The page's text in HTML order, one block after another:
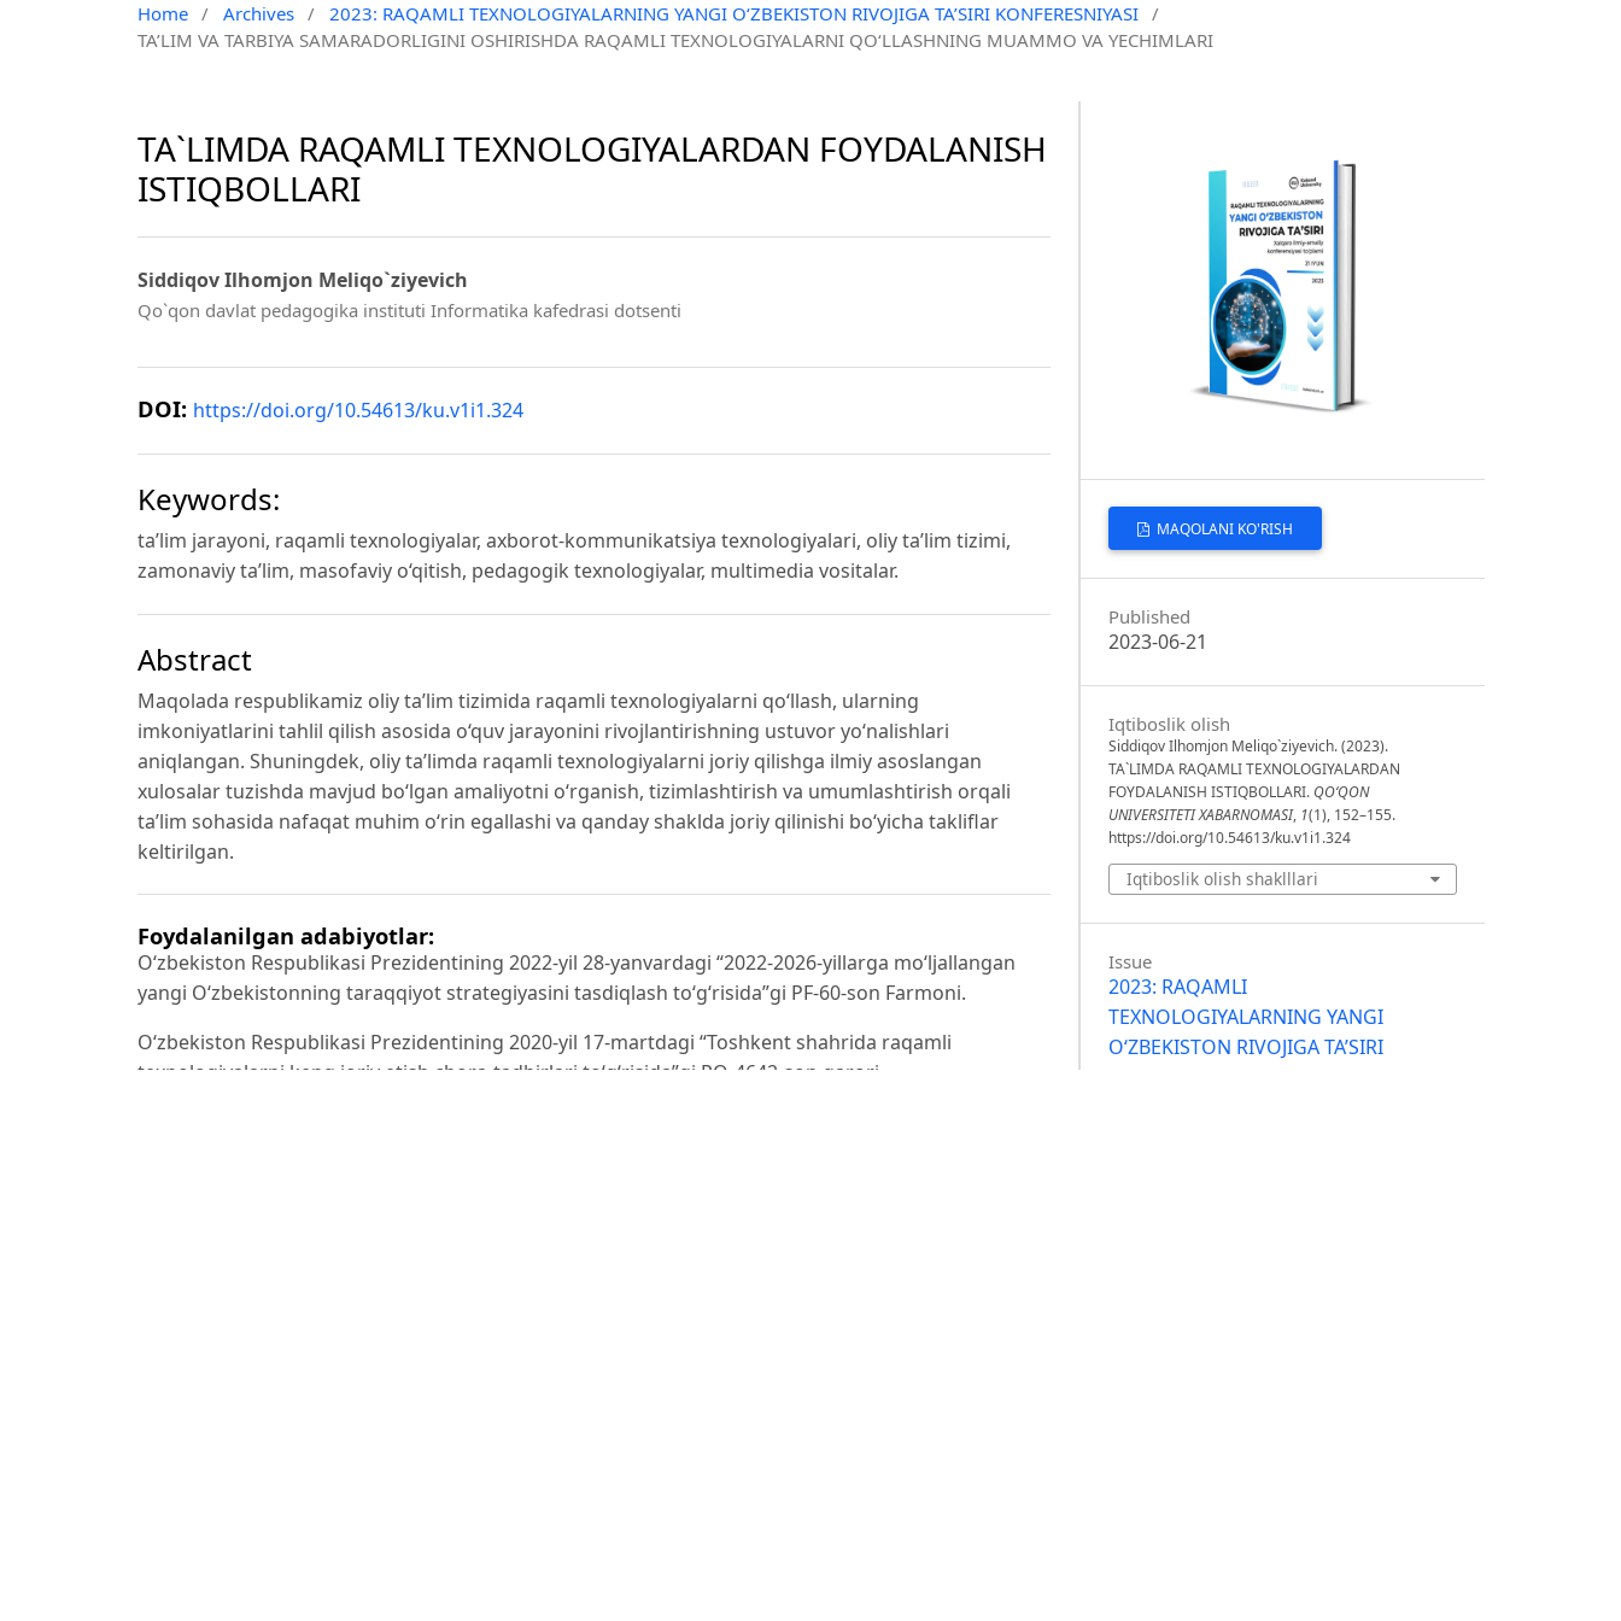
Home / Archives / 2023: RAQAMLI TEXNOLOGIYALARNING YANGI O‘ZBEKISTON RIVOJIGA TA’SIRI KONFERESNIYASI /
TA’LIM VA TARBIYA SAMARADORLIGINI OSHIRISHDA RAQAMLI TEXNOLOGIYALARNI QO‘LLASHNING MUAMMO VA YECHIMLARI
TA`LIMDA RAQAMLI TEXNOLOGIYALARDAN FOYDALANISH
ISTIQBOLLARI
Siddiqov Ilhomjon Meliqo`ziyevich
Qo`qon davlat pedagogika instituti Informatika kafedrasi dotsenti
DOI: https://doi.org/10.54613/ku.v1i1.324
Keywords:
taʼlim jarayoni, raqamli texnologiyalar, axborot-kommunikatsiya texnologiyalari, oliy taʼlim tizimi,
zamonaviy taʼlim, masofaviy o‘qitish, pedagogik texnologiyalar, multimedia vositalar.
Abstract
Maqolada respublikamiz oliy taʼlim tizimida raqamli texnologiyalarni qo‘llash, ularning
imkoniyatlarini tahlil qilish asosida o‘quv jarayonini rivojlantirishning ustuvor yo‘nalishlari
aniqlangan. Shuningdek, oliy taʼlimda raqamli texnologiyalarni joriy qilishga ilmiy asoslangan
xulosalar tuzishda mavjud bo‘lgan amaliyotni o‘rganish, tizimlashtirish va umumlashtirish orqali
taʼlim sohasida nafaqat muhim o‘rin egallashi va qanday shaklda joriy qilinishi bo‘yicha takliflar
keltirilgan.
Foydalanilgan adabiyotlar:
O‘zbekiston Respublikasi Prezidentining 2022-yil 28-yanvardagi “2022-2026-yillarga mo‘ljallangan
yangi O‘zbekistonning taraqqiyot strategiyasini tasdiqlash to‘g‘risida”gi PF-60-son Farmoni.
O‘zbekiston Respublikasi Prezidentining 2020-yil 17-martdagi “Toshkent shahrida raqamli
texnologiyalarni keng joriy etish chora-tadbirlari to‘g‘risida”gi PQ-4642-son qarori.
MAQOLANI KO'RISH
Published
2023-06-21
Iqtiboslik olish
Siddiqov Ilhomjon Meliqo`ziyevich. (2023).
TA`LIMDA RAQAMLI TEXNOLOGIYALARDAN
FOYDALANISH ISTIQBOLLARI. QO‘QON
UNIVERSITETI XABARNOMASI, 1(1), 152–155.
https://doi.org/10.54613/ku.v1i1.324
Iqtiboslik olish shaklllari
Issue
2023: RAQAMLI
TEXNOLOGIYALARNING YANGI
O‘ZBEKISTON RIVOJIGA TA’SIRI